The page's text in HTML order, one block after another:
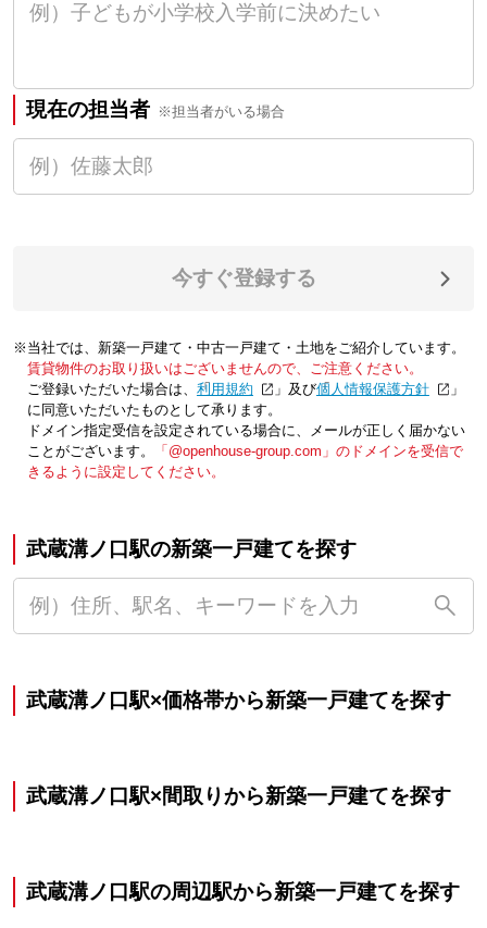
現在の担当者 ※担当者がいる場合
今すぐ登録する
※当社では、新築一戸建て・中古一戸建て・土地をご紹介しています。
賃貸物件のお取り扱いはございませんので、ご注意ください。
ご登録いただいた場合は、「利用規約 」及び「個人情報保護方針
」
に同意いただいたものとして承ります。
ドメイン指定受信を設定されている場合に、メールが正しく届かない
ことがございます。
「@openhouse-group.com」のドメインを受信で
きるように設定してください。
武蔵溝ノ口駅の新築一戸建てを探す
武蔵溝ノ口駅×価格帯から新築一戸建てを探す
武蔵溝ノ口駅×間取りから新築一戸建てを探す
武蔵溝ノ口駅の周辺駅から新築一戸建てを探す